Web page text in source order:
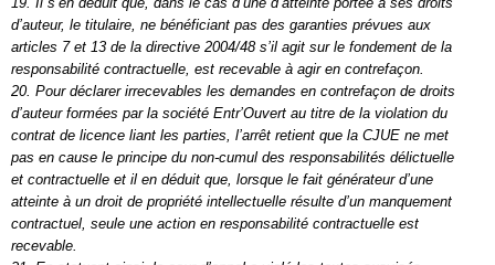
d’auteur, le titulaire, ne bénéficiant pas des garanties prévues aux
articles 7 et 13 de la directive 2004/48 s’il agit sur le fondement de la
responsabilité contractuelle, est recevable à agir en contrefaçon.
20. Pour déclarer irrecevables les demandes en contrefaçon de droits
d’auteur formées par la société Entr’Ouvert au titre de la violation du
contrat de licence liant les parties, l’arrêt retient que la CJUE ne met
pas en cause le principe du non-cumul des responsabilités délictuelle
et contractuelle et il en déduit que, lorsque le fait générateur d’une
atteinte à un droit de propriété intellectuelle résulte d’un manquement
contractuel, seule une action en responsabilité contractuelle est
recevable.